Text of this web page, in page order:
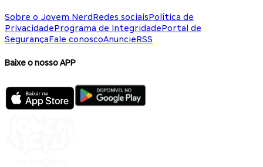
Sobre o Jovem NerdRedes sociaisPolítica de
PrivacidadePrograma de IntegridadePortal de
SegurançaFale conoscoAnuncieRSS
Baixe o nosso APP